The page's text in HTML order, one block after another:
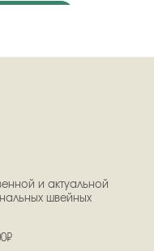
и актуальной
швейных